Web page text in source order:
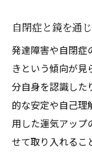
自閉症と鏡を通
発達障害や自閉症
きという傾向が見
分自身を認識した
的な安定や自己理
用した運気アップ
せて取り入れるこ